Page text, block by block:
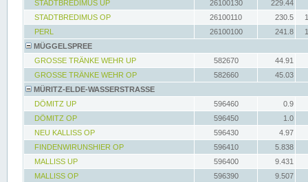
STADTBREDIMUS UP
26100130
229.44
STADTBREDIMUS OP
26100110 230.5
PERL
26100100 241.8
MÜGGELSPREE
GROSSE TRÄNKE WEHR UP
582670
44.91
GROSSE TRÄNKE WEHR OP
582660
45.03
MÜRITZ-ELDE-WASSERSTRASSE
DÖMITZ UP
596460
0.9
DÖMITZ OP
596450
1.0
NEU KALLISS OP
596430
4.97
FINDENWIRUNSHIER OP
596410
5.838
MALLISS UP
596400
9.431
MALLISS OP
596390
9.507